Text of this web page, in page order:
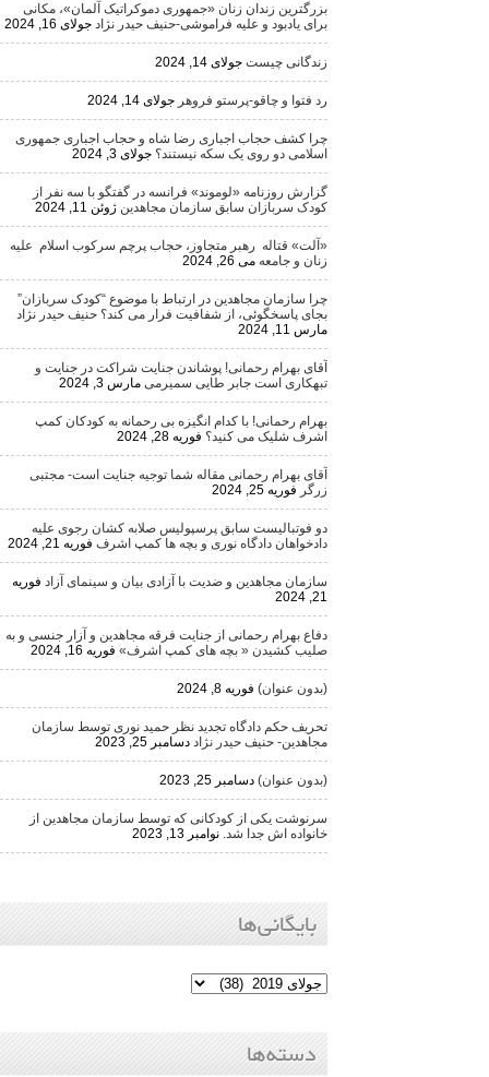
بزرگترین زندان زنان «جمهوری دموکراتیک آلمان»، مکانی
برای یادبود و علیه فراموشی-حنیف حیدر نژاد جولای 16, 2024
زندگانی چیست جولای 14, 2024
رد فتوا و چاقو-پرستو فروهر جولای 14, 2024
چرا کشف حجاب اجباری رضا شاه و حجاب اجباری جمهوری
اسلامی دو روی یک سکه نیستند؟ جولای 3, 2024
گزارش روزنامه «لوموند» فرانسه در گفتگو با سه نفر از
کودک سربازان سابق سازمان مجاهدین ژوئن 11, 2024
«آلت» قتاله رهبر متجاوز، حجاب پرچم سرکوب اسلام علیه
زنان و جامعه می 26, 2024
چرا سازمان مجاهدین در ارتباط با موضوع “کودک سربازان”
بجای پاسخگوئی، از شفافیت فرار می کند؟ حنیف حیدر نژاد
آقای بهرام رحمانی! پوشاندن جنایت شراکت در جنایت و
تبهکاری است جابر طایی سمیرمی مارس 3, 2024
بهرام رحمانی! با کدام انگیزه بی رحمانه به کودکان کمپ
اشرف شلیک می کنید؟ فوریه 28, 2024
آقای بهرام رحمانی مقاله شما توجیه جنایت است- مجتبی
فوریه 25, 2024
دو فوتبالیست سابق پرسپولیس صلابه کشان رجوی علیه
دادخواهان دادگاه نوری و بچه ها کمپ اشرف فوریه 21, 2024
سازمان مجاهدین و ضدیت با آزادی بیان و سینمای آزاد فوریه
دفاع بهرام رحمانی از جنایت فرقه مجاهدین و آزار جنسی و به
صلیب کشیدن « بچه های کمپ اشرف» فوریه 16, 2024
(بدون عنوان) فوریه 8, 2024
تحریف حکم دادگاه تجدید نظر حمید نوری توسط سازمان
مجاهدین- حنیف حیدر نژاد دسامبر 25, 2023
(بدون عنوان) دسامبر 25, 2023
سرنوشت یکی از کودکانی که توسط سازمان مجاهدین از
خانواده اش جدا شد. نوامبر 13, 2023
بایگانی‌ها
دسته‌ها